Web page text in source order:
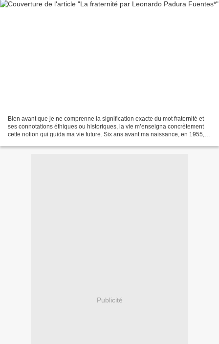
Bien avant que je ne comprenne la signification exacte du mot fraternité et
ses connotations éthiques ou historiques, la vie m’enseigna concrètement
cette notion qui guida ma vie future. Six ans avant ma naissance, en 1955,
Publicité